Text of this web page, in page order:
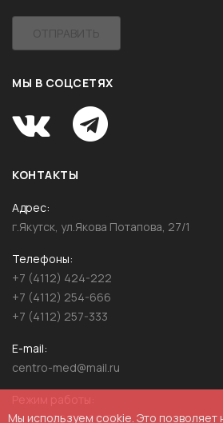
ОТПРАВИТЬ
МЫ В СОЦСЕТЯХ
КОНТАКТЫ
Адрес
г.Якутск, ул.Якова Потапова, 27/1
Телефоны
+7 (4112) 424-222
+7 (4112) 254-666
+7 (4112) 257-333
E-mail
centro-med@mail.ru
пн.-пт.: 08:00-20:00
Мы используем cookie. Это позволяет